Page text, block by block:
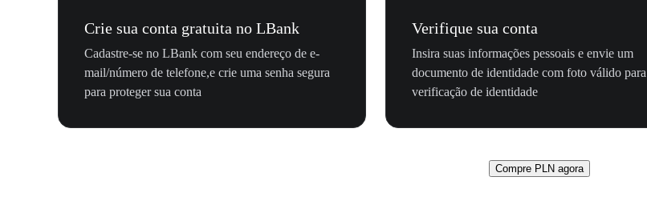
Crie sua conta gratuita no LBank
Cadastre-se no LBank com seu endereço de e-
mail/número de telefone,e crie uma senha segura
para proteger sua conta
Verifique sua conta
Insira suas informações pessoais e envie um
documento de identidade com foto válido para
verificação de identidade
Compre PLN agora